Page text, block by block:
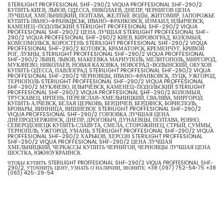
STERILIGHT PROFFESIONAL SHF-290/2 VIQUA PROFFESIONAL SHF-290/2
КУПИТЬ КИЕВ, ЛЬВОВ, ОДЕССА, НИКОЛАЕВ, ДНЕПР, ЧЕРНИГОВ ЦЕНА
ЛУЧШАЯ, ХМЕЛЬНИЦКИЙ, ПОЛТАВА, ЖЕЛТЫЕ ВОДЫ, ЖИТОМИР, ЗАПОРОЖЬЕ
КУПИТЬ ІВАНО-ФРАНКІВСЬК, ИВАНО-ФРАНКОВСК, ИЗМАИЛ, ИЛЬИЧЕВСК,
КАМЕНЕЦ-ПОДОЛЬСКИЙ STERILIGHT PROFFESIONAL SHF-290/2 VIQUA
PROFFESIONAL SHF-290/2 ЦЕНА ЛУЧШАЯ STERILIGHT PROFFESIONAL SHF-
290/2 VIQUA PROFFESIONAL SHF-290/2 КИЕВ, КИРОВОГРАД, КОЛОМЫЯ,
КОМСОМОЛЬСК, КОРОСТЕНЬ STERILIGHT PROFFESIONAL SHF-290/2 VIQUA
PROFFESIONAL SHF-290/2 КОТОВСК, КРАМАТОРСК, КРЕМЕНЧУГ, КРИВОЙ
РОГ, ЛУБНЫ, STERILIGHT PROFFESIONAL SHF-290/2 VIQUA PROFFESIONAL
SHF-290/2 ЛЬВІВ, ЛЬВОВ, МАКЕЕВКА МАРИУПОЛЬ, МЕЛИТОПОЛЬ, МИРГОРОД,
МУКАЧЕВО, НИКОЛАЕВ, НОВАЯ КАХОВКА, НОВОГРАД-ВОЛЫНСКИЙ, ОБУХОВ
КУПИТЬ ОДЕССА, ПАВЛОГРАД STERILIGHT PROFFESIONAL SHF-290/2 VIQUA
PROFFESIONAL SHF-290/2 ЧЕРНОВЦЫ, ИВАНО-ФРАНКОВСК, ЛУЦК, УЖГОРОД,
ТЕРНОПОЛЬ STERILIGHT PROFFESIONAL SHF-290/2 VIQUA PROFFESIONAL
SHF-290/2 МУКАЧЕВО, ИЛЬИЧЁВСК, КАМЕНЕЦ-ПОДОЛЬСКИЙ STERILIGHT
PROFFESIONAL SHF-290/2 VIQUA PROFFESIONAL SHF-290/2 КОЛОМЫЯ,
ТРУСКАВЕЦ, ИРПЕНЬ, ПЕРЕЯСЛАВ-ХМЕЛЬНИЦКИЙ, СВАЛЯВА, МИРГОРОД
КУПИТЬ АЛЧЕВСК, БЕЛАЯ ЦЕРКОВЬ, БЕРДИЧЕВ, БЕРДЯНСК, БОРИСПОЛЬ,
БРОВАРЫ, ВИННИЦА, ВИШНЕВОЕ STERILIGHT PROFFESIONAL SHF-290/2
VIQUA PROFFESIONAL SHF-290/2 ГОРЛОВКА ЛУЧШАЯ ЦЕНА
ДНЕПРОДЗЕРЖИНСК, ДНЕПР, ДРОГОБЫЧ, ДУНАЕВЦЫ, ПОЛТАВА, РОВНО,
СЕВЕРОДОНЕЦК КУПИТЬ СЛАВУТА, СМЕЛА, СТОРОЖИНЕЦ, СТРЫЙ, СУММЫ,
ТЕРНОПІЛЬ, УЖГОРОД, УМАНЬ, STERILIGHT PROFFESIONAL SHF-290/2 VIQUA
PROFFESIONAL SHF-290/2 ХАРЬКОВ, ХЕРСОН STERILIGHT PROFFESIONAL
SHF-290/2 VIQUA PROFFESIONAL SHF-290/2 ЦЕНА ЛУЧШАЯ
ХМЕЛЬНИЦКИЙ, ЧЕРКАССЫ КУПИТЬ ЧЕРНИГОВ, ЧЕРНОВЦЫ ЛУЧШАЯ ЦЕНА
ШОСТКА, ЮЖНОУКРАИНСК
ЧТОБЫ КУПИТЬ STERILIGHT PROFFESIONAL SHF-290/2 VIQUA PROFFESIONAL SHF-
290/2, УТОЧНИТЬ ЦЕНУ, УЗНАТЬ О НАЛИЧИИ, ЗВОНИТЕ: +38 (097) 752-54-75 +38
(063) 425-29-54